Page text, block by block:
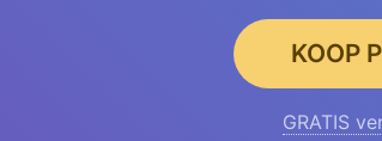
KOOP
GRATIS